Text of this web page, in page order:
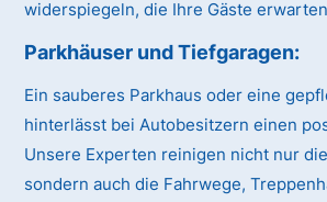
widerspiegeln, die Ihre Gäste
Parkhäuser und Tiefgaragen:
Ein sauberes Parkhaus oder eine
hinterlässt bei Autobesitzern einen
Unsere Experten reinigen nicht nur
sondern auch die Fahrwege,